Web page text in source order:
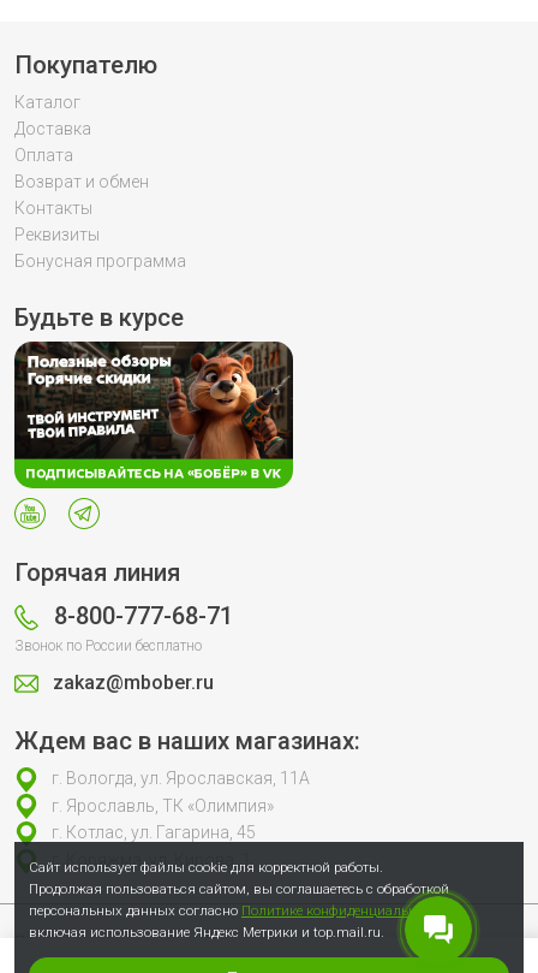
Сайт использует файлы cookie для корректной работы.
Продолжая пользоваться сайтом, вы соглашаетесь с обработкой
персональных данных согласно Политике конфиденциальности
включая использование Яндекс Метрики и top.mail.ru.
Покупателю
Каталог
Доставка
Оплата
Возврат и обмен
Контакты
Реквизиты
Бонусная программа
Будьте в курсе
Горячая линия
8-800-777-68-71
Звонок по России бесплатно
zakaz@mbober.ru
Ждем вас в наших магазинах:
г. Вологда, ул. Ярославская, 11А
г. Ярославль, ТК «Олимпия»
г. Котлас, ул. Гагарина, 45
г. Коряжма, ул. Кирова, 1
Продолжая пользоваться сайтом, вы соглашаетесь с обработкой
персональных данных согласноПолитике конфиденциальности
, включая